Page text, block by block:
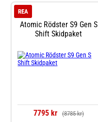
Atomic Rödster S9 Gen S
Shift Skidpaket
REA
7795 kr (8785 kr)